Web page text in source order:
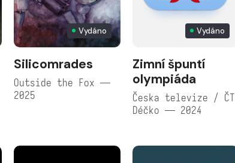
Vydáno
Silicomrades
Outside the Fox —
2025
Vydáno
Zimní špuntí
olympiáda
Česka televize / ČT
Déčko — 2024